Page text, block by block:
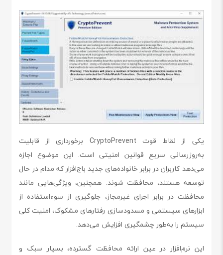
یکی از نقاط قوت CryptoPrevent برخورداری از قابلیت
به‌روزرسانی سریع قوانین امنیتی است. این موضوع اجازه
می‌دهد کاربران در برابر خانواده‌های جدید باج‌افزار که مدام در حال
توسعه هستند، محافظت شوند. همچنین، ویژگی‌هایی مانند
محافظت در برابر اجرای غیرمجاز، جلوگیری از سوءاستفاده از
ابزارهای سیستمی و مسدودسازی رفتارهای مشکوک، امنیت کلی
سیستم را به‌طور چشمگیری افزایش می‌دهد.
این نرم‌افزار در عین ارائه محافظت گسترده، بسیار سبک و